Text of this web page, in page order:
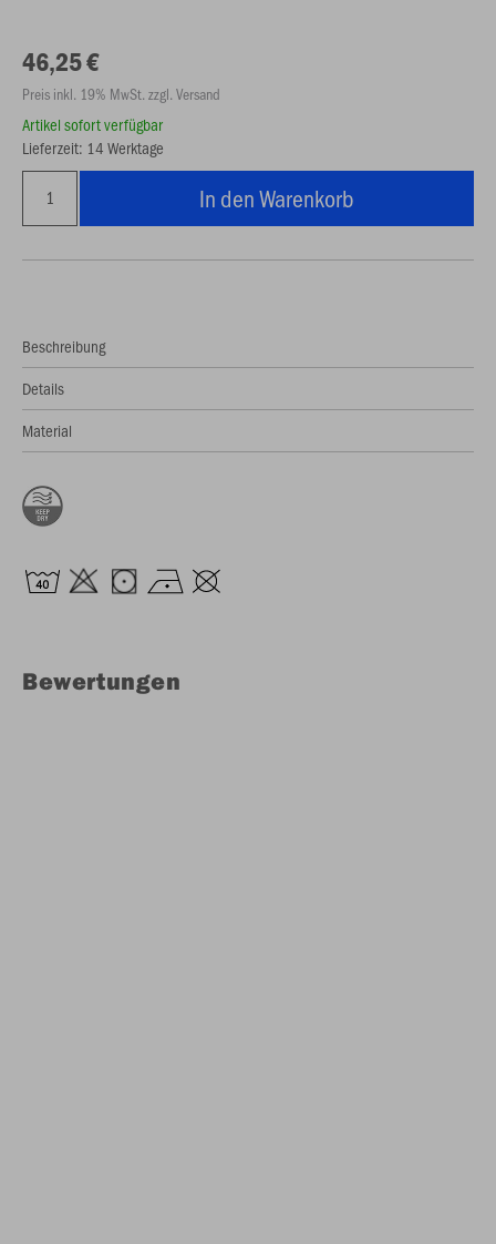
46,25 €
Preis inkl. 19% MwSt. zzgl. Versand
Artikel sofort verfügbar
Lieferzeit: 14 Werktage
In den Warenkorb
Beschreibung
Details
Material
Bewertungen